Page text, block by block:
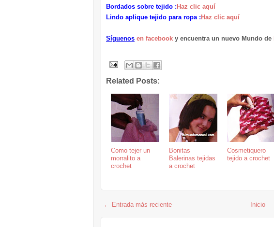
Bordados sobre tejido : Haz clic aquí
Lindo aplique tejido para ropa : Haz clic aquí
Síguenos en facebook y encuentra un nuevo Mundo de
Related Posts:
Como tejer un
morralito a
crochet
Bonitas
Balerinas tejidas
a crochet
Cosmetiquero
tejido a crochet
← Entrada más reciente Inicio